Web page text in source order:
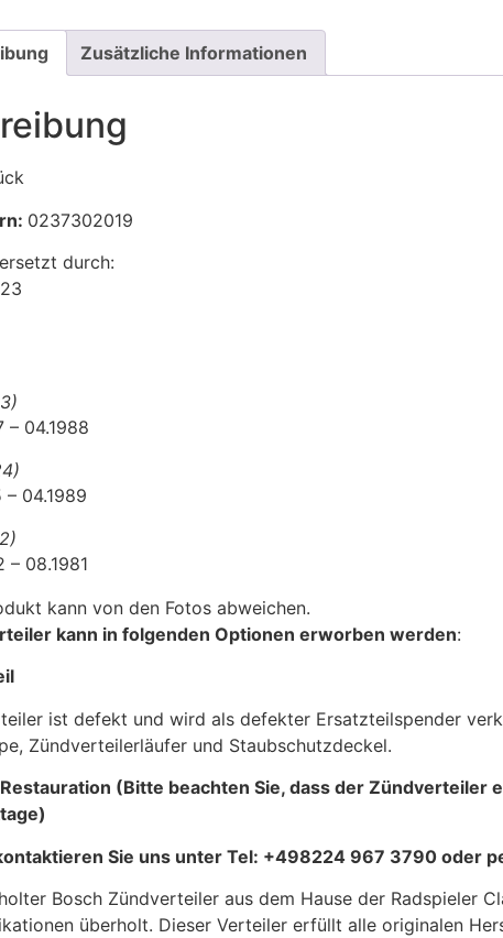
Zusätzliche Informationen
0237302019
durch:
– 04.1988
– 04.1989
– 08.1981
kann von den Fotos abweichen.
kann in folgenden Optionen erworben werden:
ist defekt und wird als defekter Ersatzteilspender
Zündverteilerläufer und Staubschutzdeckel.
(Bitte beachten Sie, dass der Zündverteiler
Sie uns unter Tel: +498224 967 3790 oder
Bosch Zündverteiler aus dem Hause der Radspieler
überholt. Dieser Verteiler erfüllt alle originalen